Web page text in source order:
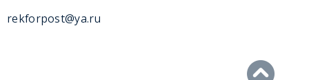
rekforpost@ya.ru